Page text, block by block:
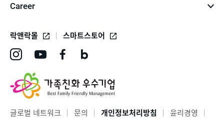
Career
락앤락몰 스마트스토어
스
타
브
스
버
글로벌 네트워크 문의 개인정보처리방침 윤리경영